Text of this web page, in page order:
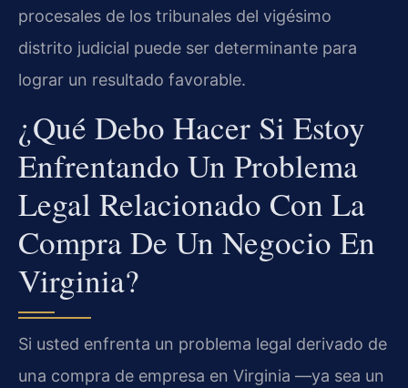
procesales de los tribunales del vigésimo
distrito judicial puede ser determinante para
lograr un resultado favorable.
¿Qué Debo Hacer Si Estoy
Enfrentando Un Problema
Legal Relacionado Con La
Compra De Un Negocio En
Virginia?
Si usted enfrenta un problema legal derivado de
una compra de empresa en Virginia —ya sea un